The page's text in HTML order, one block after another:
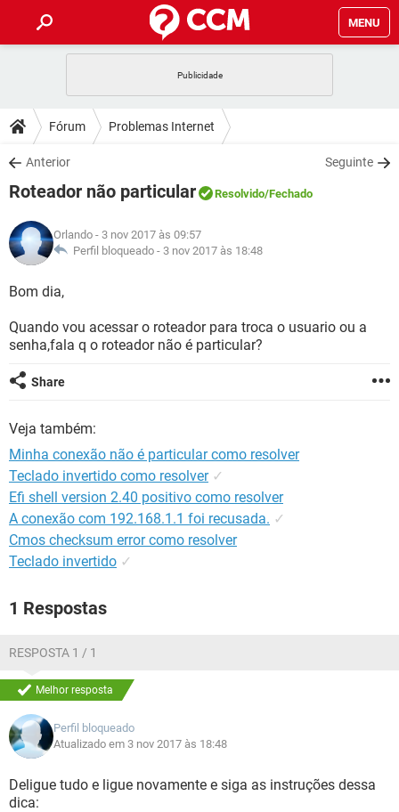
MENU
CELULAR FACEBOOK
OUTLOOK
INSTAGRAM GMAIL
GUIA DE COMPRAS
DICAS
JOGOS WHATSAPP
INSTAGRAM
GUIA DE COMPRAS
DOWNLOADS
JOGOS WHATSAPP
CELULAR
OUTLOOK EXCEL
INSTAGRAM
JOGOS
CELULAR
OUTLOOK
INSTAGRAM GMAIL
GLOSSÁRIO
JOGOS
OUTLOOK EXCEL
INSTAGRAM
Fórum Problemas Internet
Anterior Seguinte
Roteador não particular Resolvido/Fechado
Orlando - 3 nov 2017 às 09:57
Perfil bloqueado - 3 nov 2017 às 18:48
Bom dia,
Quando vou acessar o roteador para troca o usuario ou a
senha,fala q o roteador não é particular?
Share
Veja também:
Minha conexão não é particular como resolver
Teclado invertido como resolver ✓
Efi shell version 2.40 positivo como resolver
A conexão com 192.168.1.1 foi recusada. ✓
Cmos checksum error como resolver
Teclado invertido ✓
1 Respostas
RESPOSTA 1 / 1
Melhor resposta
Perfil bloqueado
Atualizado em 3 nov 2017 às 18:48
Deligue tudo e ligue novamente e siga as instruções dessa
dica: